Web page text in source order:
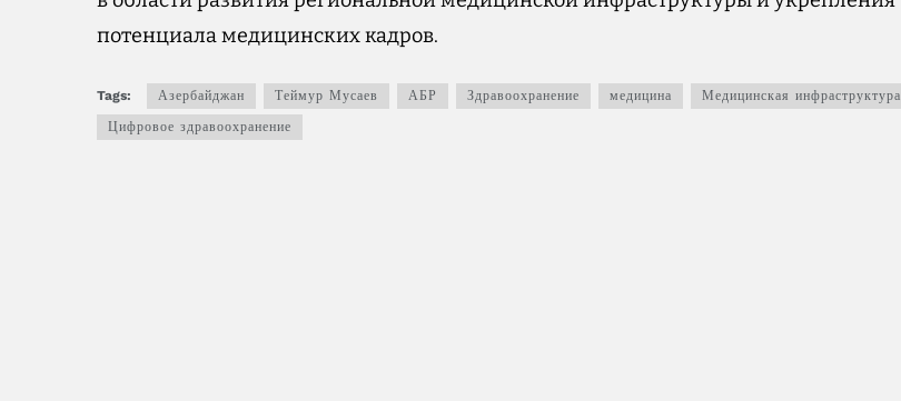
потенциала медицинских кадров.
Tags: Азербайджан Теймур Мусаев АБР Здравоохранение медицина
Медицинская инфраструктура
Цифровое здравоохранение